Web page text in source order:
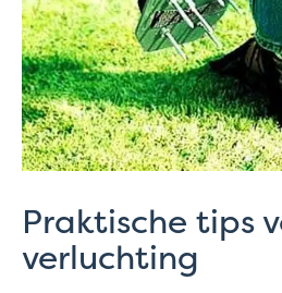
Praktische tips
verluchting